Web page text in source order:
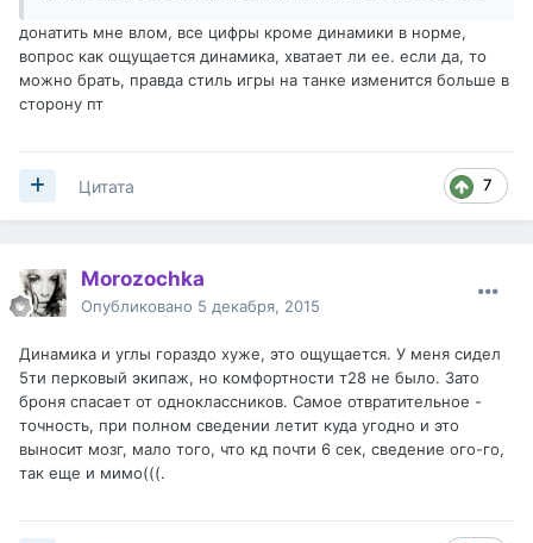
донатить мне влом, все цифры кроме динамики в норме,
вопрос как ощущается динамика, хватает ли ее. если да, то
можно брать, правда стиль игры на танке изменится больше в
сторону пт
7
Цитата
Morozochka
Опубликовано 5 декабря, 2015
Динамика и углы гораздо хуже, это ощущается. У меня сидел
5ти перковый экипаж, но комфортности т28 не было. Зато
броня спасает от одноклассников. Самое отвратительное -
точность, при полном сведении летит куда угодно и это
выносит мозг, мало того, что кд почти 6 сек, сведение ого-го,
так еще и мимо(((.